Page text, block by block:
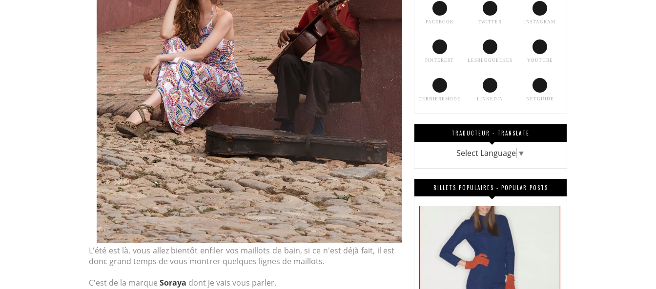
L'été est là, vous allez bientôt enfiler vos maillots de bain, si ce n'est déjà fait, il est
donc grand temps de vous montrer quelques lignes de maillots.
C'est de la marque Soraya dont je vais vous parler.
FACEBOOK TWITTER INSTAGRAM
PINTEREST LESBLOGUEUSES YOUTUBE
DERNIEREMODE LINKEDIN NETGUIDE
TRADUCTEUR - TRANSLATE
Select Language ▼
BILLETS POPULAIRES - POPULAR POSTS